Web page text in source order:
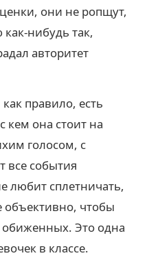
они не ропщут,
нибудь так,
авторитет
правило, есть
кем она стоит на
голосом, с
все события
любит сплетничать,
объективно, чтобы
Это одна
в классе.